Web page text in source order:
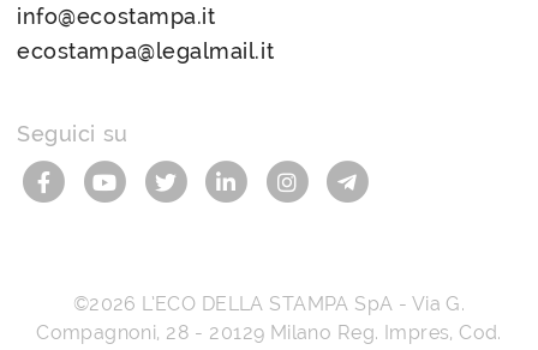
info@ecostampa.it
ecostampa@legalmail.it
Seguici su
©2026 L’ECO DELLA STAMPA SpA - Via G.
Compagnoni, 28 - 20129 Milano Reg. Impres, Cod.